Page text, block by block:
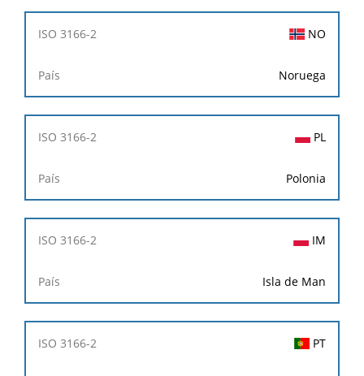
NO
Noruega
PL
Polonia
IM
Isla de Man
PT